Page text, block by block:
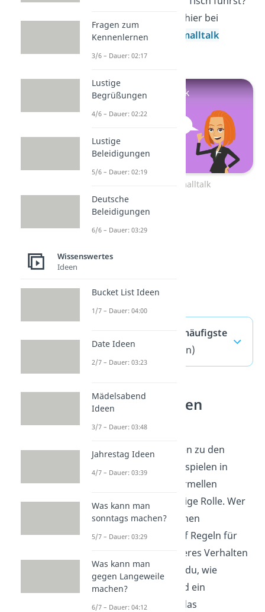
Dann schau doch mal hier bei
unserem Beitrag zu
Smalltalk
vorbei!
Zum Video: Smalltalk
Tischmanieren — häufigste
Fragen
(ausklappen)
Umgangsformen
verstehen
Tischmanieren gehören zu den
Umgangsformen und spielen in
vielen privaten und formellen
Situationen eine wichtige Rolle. Wer
sich mit Umgangsformen
beschäftigt, schaut auf Regeln für
ein höfliches und sicheres Verhalten
im Alltag. So erkennst du, wie
Respekt, Rücksicht und ein
passendes Auftreten das
Fragen zum
Kennenlernen
3/6 – Dauer: 02:17
Lustige
Begrüßungen
4/6 – Dauer: 02:22
Lustige
Beleidigungen
5/6 – Dauer: 02:19
Deutsche
Beleidigungen
6/6 – Dauer: 03:29
Wissenswertes
Ideen
Bucket List Ideen
1/7 – Dauer: 04:00
Date Ideen
2/7 – Dauer: 03:23
Mädelsabend
Ideen
3/7 – Dauer: 03:48
Jahrestag Ideen
4/7 – Dauer: 03:39
Was kann man
sonntags machen?
5/7 – Dauer: 03:29
Was kann man
gegen Langeweile
machen?
6/7 – Dauer: 04:12